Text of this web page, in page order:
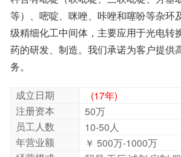
务。
成立日期
(17年)
注册资本
50万
员工人数
10-50人
年营业额
￥ 500万-1000万